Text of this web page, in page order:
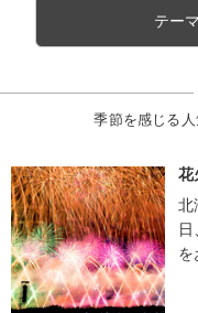
テー
季節を感じる
花
北
を